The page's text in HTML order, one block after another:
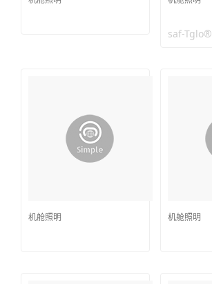
saf-Tglo®
机舱照明 机舱照明